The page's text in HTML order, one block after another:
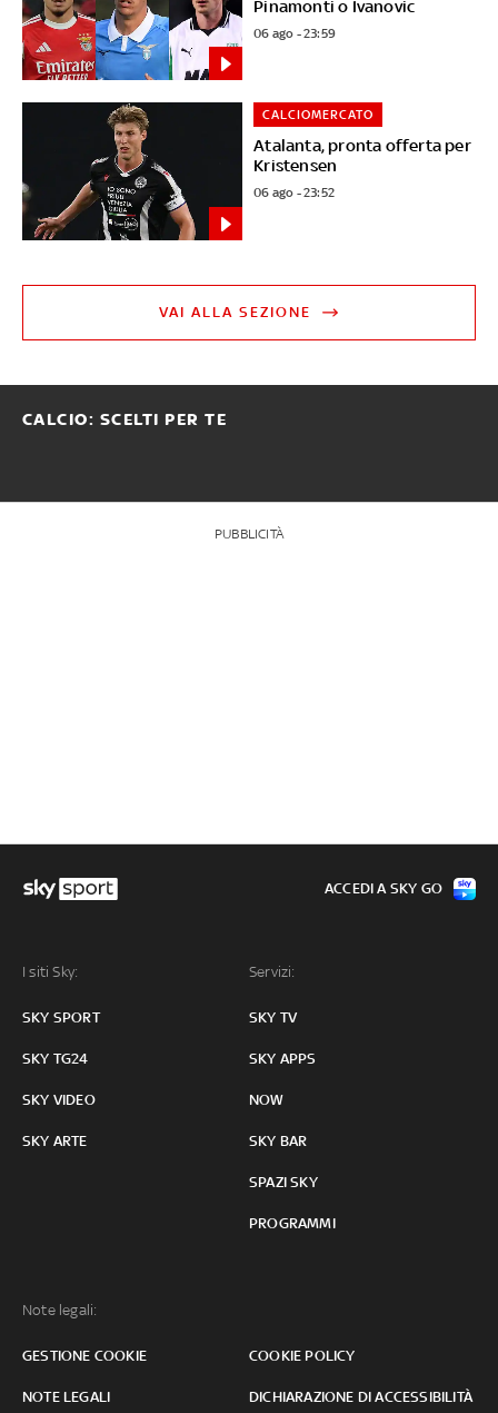
Pinamonti o Ivanovic
06 ago - 23:59
Atalanta, pronta offerta per
Kristensen
CALCIOMERCATO
06 ago - 23:52
VAI ALLA SEZIONE
CALCIO: SCELTI PER TE
PUBBLICITÀ
I siti Sky:
SKY SPORT
SKY TG24
SKY VIDEO
SKY ARTE
Servizi:
SKY TV
SKY APPS
NOW
SKY BAR
SPAZI SKY
PROGRAMMI
Note legali:
GESTIONE COOKIE COOKIE POLICY
NOTE LEGALI DICHIARAZIONE DI ACCESSIBILITÀ
ACCEDI A SKY GO